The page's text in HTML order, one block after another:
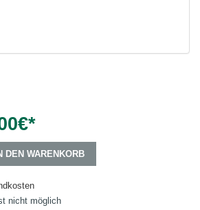
€*
DEN WARENKORB
nicht möglich